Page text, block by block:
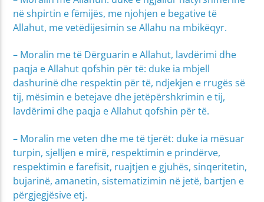
në shpirtin e fëmijës, me njohjen e begative të
Allahut, me vetëdijesimin se Allahu na mbikëqyr.
– Moralin me të Dërguarin e Allahut, lavdërimi dhe
paqja e Allahut qofshin për të: duke ia mbjell
dashurinë dhe respektin për të, ndjekjen e rrugës së
tij, mësimin e betejave dhe jetëpërshkrimin e tij,
lavdërimi dhe paqja e Allahut qofshin për të.
– Moralin me veten dhe me të tjerët: duke ia mësuar
turpin, sjelljen e mirë, respektimin e prindërve,
respektimin e farefisit, ruajtjen e gjuhës, sinqeritetin,
bujarinë, amanetin, sistematizimin në jetë, bartjen e
përgjegjësive etj.